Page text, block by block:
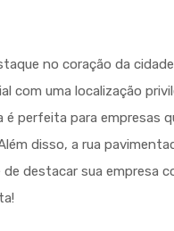
no coração da
com uma localização
é perfeita para empresas
disso, a rua
destacar sua empresa